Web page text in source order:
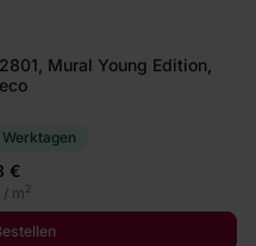
Mural Young Edition,
€
/ m2